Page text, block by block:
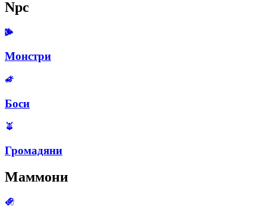
Npc
Монстри
Боси
Громадяни
Маммони